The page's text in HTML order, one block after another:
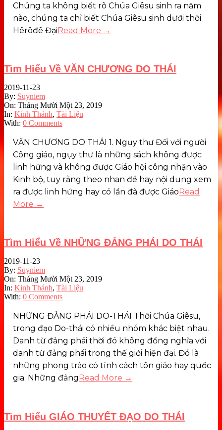
Chúng ta không biết rõ Chúa Giêsu sinh ra năm
nào, chúng ta chỉ biết Chúa Giêsu sinh dưới thời
Hêrôđê ĐạiRead More →
Tìm Hiểu Về VĂN CHƯƠNG DO THÁI
2019-11-23
By: Suyniem
On: Tháng Mười Một 23, 2019
In: Kinh Thánh, Tài Liệu
With: 0 Comments
VĂN CHƯƠNG DO THÁI 1. Ngụy thư Đối với người
Công giáo, ngụy thư là những sách không được
linh hứng và không được Giáo hội công nhận vào
Kinh bộ, tuy rằng theo nhan đề hay nội dung xem
ra được linh hứng hay có lần đã được GiáoRead
More →
Tìm Hiểu Về NHỮNG ĐẢNG PHÁI DO THÁI
2019-11-23
By: Suyniem
On: Tháng Mười Một 23, 2019
In: Kinh Thánh, Tài Liệu
With: 0 Comments
NHỮNG ĐẢNG PHÁI DO-THÁI Thời Chúa Giêsu,
trong đạo Do-thái có nhiều nhóm khác biệt nhau.
Danh từ đảng phái thời đó không đồng nghĩa với
danh từ đảng phái trong thế giới hiện đại. Đó là
những phong trào có tính cách tôn giáo hay quốc
gia. Những đảngRead More →
Tìm Hiểu GIÁO THUYẾT ĐẠO DO THÁI